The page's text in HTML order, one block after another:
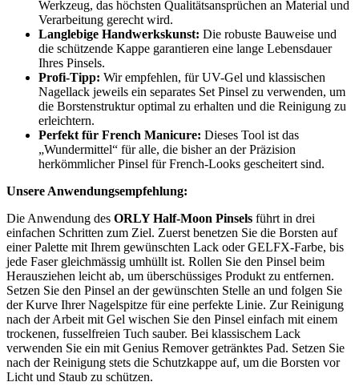
Werkzeug, das höchsten Qualitätsansprüchen an Material und
Verarbeitung gerecht wird.
Langlebige Handwerkskunst: Die robuste Bauweise und
die schützende Kappe garantieren eine lange Lebensdauer
Ihres Pinsels.
Profi-Tipp: Wir empfehlen, für UV-Gel und klassischen
Nagellack jeweils ein separates Set Pinsel zu verwenden, um
die Borstenstruktur optimal zu erhalten und die Reinigung zu
erleichtern.
Perfekt für French Manicure: Dieses Tool ist das
„Wundermittel“ für alle, die bisher an der Präzision
herkömmlicher Pinsel für French-Looks gescheitert sind.
Unsere Anwendungsempfehlung:
Die Anwendung des ORLY Half-Moon Pinsels führt in drei
einfachen Schritten zum Ziel. Zuerst benetzen Sie die Borsten auf
einer Palette mit Ihrem gewünschten Lack oder GELFX-Farbe, bis
jede Faser gleichmässig umhüllt ist. Rollen Sie den Pinsel beim
Herausziehen leicht ab, um überschüssiges Produkt zu entfernen.
Setzen Sie den Pinsel an der gewünschten Stelle an und folgen Sie
der Kurve Ihrer Nagelspitze für eine perfekte Linie. Zur Reinigung
nach der Arbeit mit Gel wischen Sie den Pinsel einfach mit einem
trockenen, fusselfreien Tuch sauber. Bei klassischem Lack
verwenden Sie ein mit Genius Remover getränktes Pad. Setzen Sie
nach der Reinigung stets die Schutzkappe auf, um die Borsten vor
Licht und Staub zu schützen.